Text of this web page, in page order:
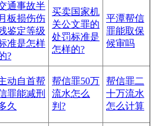
通事故半
月板损伤伤
鉴定等级
准是怎样
?
买卖国家机
关公文罪的
处罚标准是
怎样的?
平潭帮信
罪能取保
候审吗
动自首帮
罪能减刑
久
帮信罪50万
流水怎么
判?
帮信罪二
十万流水
怎么计算